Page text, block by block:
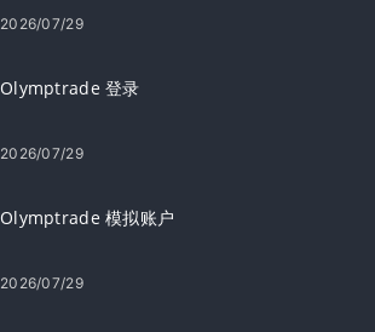
2026/07/29
Olymptrade 登录
2026/07/29
Olymptrade 模拟账户
2026/07/29